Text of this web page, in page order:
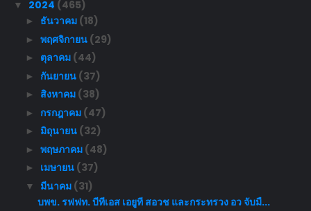
▼ 2024 (465)
► ธันวาคม (18)
► พฤศจิกายน (29)
► ตุลาคม (44)
► กันยายน (37)
► สิงหาคม (38)
► กรกฎาคม (47)
► มิถุนายน (32)
► พฤษภาคม (48)
► เมษายน (37)
▼ มีนาคม (31)
บพข. รฟฟท. บีทีเอส เอยูที สอวช และกระทรวง อว จับมื...